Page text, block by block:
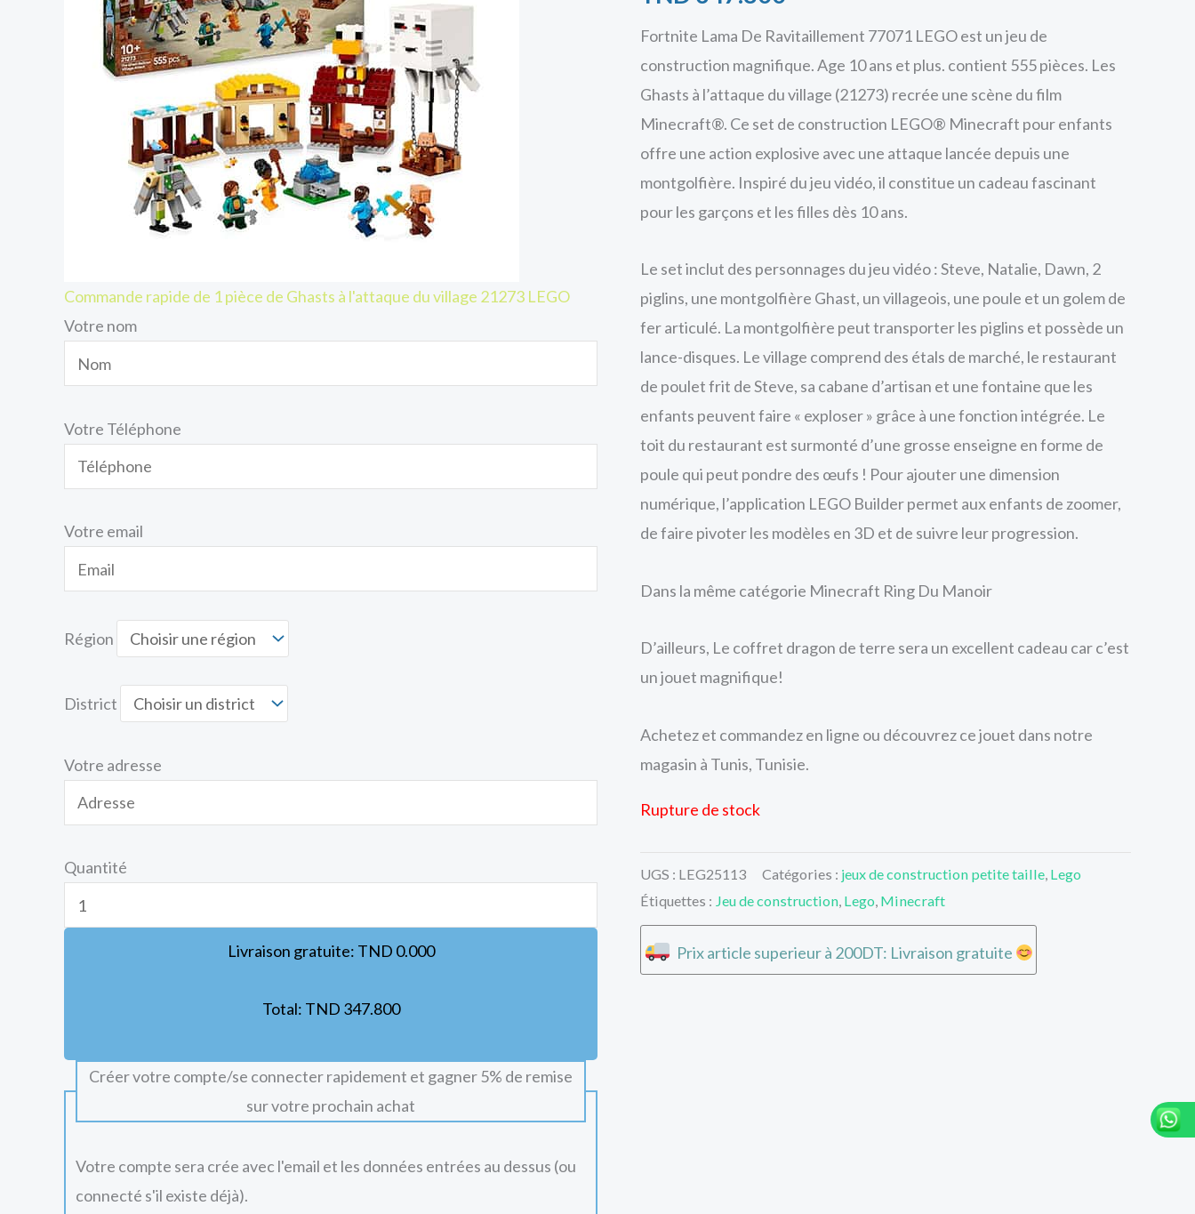
Commande rapide de 1 pièce de Ghasts à l'attaque du village 21273 LEGO
Votre nom
Votre Téléphone
Votre email
Région
District
Votre adresse
Quantité
Livraison gratuite: TND 0.000
Total: TND 347.800
Créer votre compte/se connecter rapidement et gagner 5% de remise
sur votre prochain achat
Votre compte sera crée avec l'email et les données entrées au dessus (ou
connecté s'il existe déjà).
Fortnite Lama De Ravitaillement 77071 LEGO est un jeu de
construction magnifique. Age 10 ans et plus. contient 555 pièces. Les
Ghasts à l’attaque du village (21273) recrée une scène du film
Minecraft®. Ce set de construction LEGO® Minecraft pour enfants
offre une action explosive avec une attaque lancée depuis une
montgolfière. Inspiré du jeu vidéo, il constitue un cadeau fascinant
pour les garçons et les filles dès 10 ans.
Le set inclut des personnages du jeu vidéo : Steve, Natalie, Dawn, 2
piglins, une montgolfière Ghast, un villageois, une poule et un golem de
fer articulé. La montgolfière peut transporter les piglins et possède un
lance-disques. Le village comprend des étals de marché, le restaurant
de poulet frit de Steve, sa cabane d’artisan et une fontaine que les
enfants peuvent faire « exploser » grâce à une fonction intégrée. Le
toit du restaurant est surmonté d’une grosse enseigne en forme de
poule qui peut pondre des œufs ! Pour ajouter une dimension
numérique, l’application LEGO Builder permet aux enfants de zoomer,
de faire pivoter les modèles en 3D et de suivre leur progression.
Dans la même catégorie Minecraft Ring Du Manoir
D’ailleurs, Le coffret dragon de terre sera un excellent cadeau car c’est
un jouet magnifique!
Achetez et commandez en ligne ou découvrez ce jouet dans notre
magasin à Tunis, Tunisie.
Rupture de stock
UGS : LEG25113 Catégories : jeux de construction petite taille Lego
Étiquettes : Jeu de construction Lego Minecraft
Prix article superieur à 200DT: Livraison gratuite